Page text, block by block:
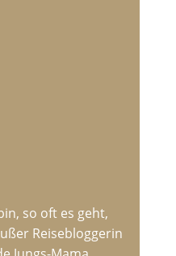
so oft es geht,
Reisebloggerin